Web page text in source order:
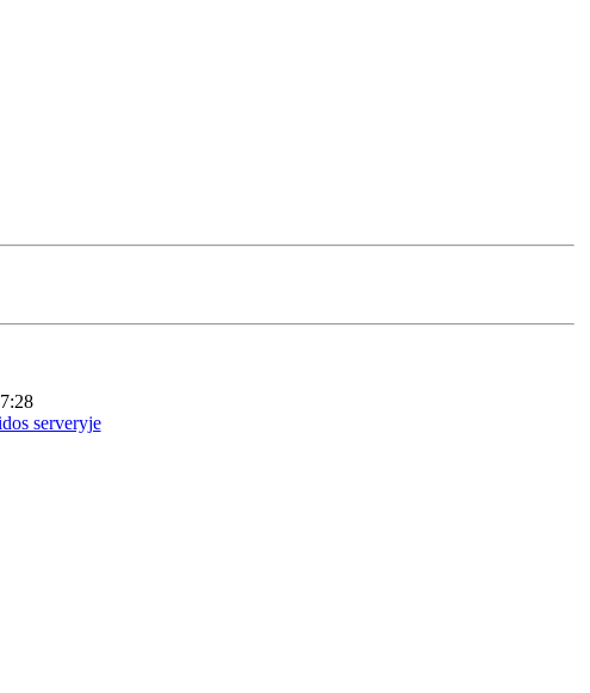
serveryje